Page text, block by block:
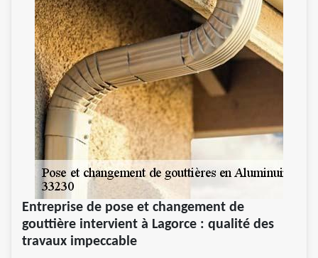
Entreprise de pose et changement de
gouttière intervient à Lagorce : qualité des
travaux impeccable